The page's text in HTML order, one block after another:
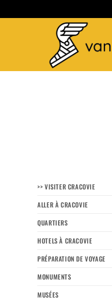
>> VISITER CRACOVIE
ALLER À CRACOVIE
QUARTIERS
HOTELS À CRACOVIE
PRÉPARATION DE VOYAGE
MONUMENTS
MUSÉES